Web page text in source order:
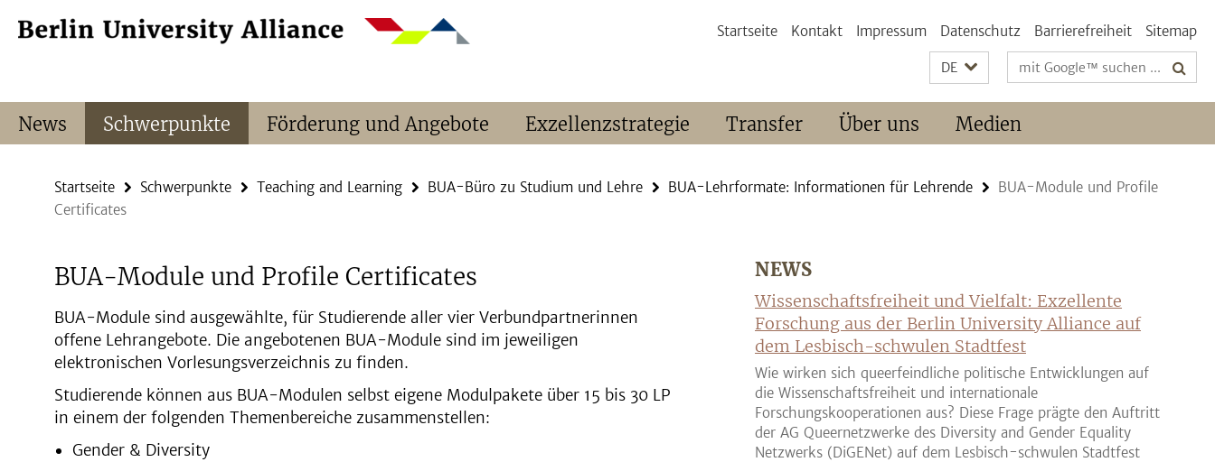
direkt
Service-
Startseite Kontakt Impressum Datenschutz Barrierefreiheit Sitemap
DE Suchbegriffe
News Schwerpunkte Förderung und Angebote Exzellenzstrategie Transfer Über uns Medien
Startseite Schwerpunkte Teaching and Learning BUA-Büro zu Studium und Lehre BUA-Lehrformate: Informationen für Lehrende
BUA-Module und Profile
Certificates
BUA-Module und Profile Certificates
BUA-Module sind ausgewählte, für Studierende aller vier Verbundpartnerinnen
offene Lehrangebote. Die angebotenen BUA-Module sind im jeweiligen
elektronischen Vorlesungsverzeichnis zu finden.
Studierende können aus BUA-Modulen selbst eigene Modulpakete über 15 bis 30 LP
in einem der folgenden Themenbereiche zusammenstellen:
Gender & Diversity
NEWS
Wissenschaftsfreiheit und Vielfalt: Exzellente
Forschung aus der Berlin University Alliance auf
dem Lesbisch-schwulen Stadtfest
Wie wirken sich queerfeindliche politische Entwicklungen auf
die Wissenschaftsfreiheit und internationale
Forschungskooperationen aus? Diese Frage prägte den Auftritt
der AG Queernetzwerke des Diversity and Gender Equality
Netzwerks (DiGENet) auf dem Lesbisch-schwulen Stadtfest